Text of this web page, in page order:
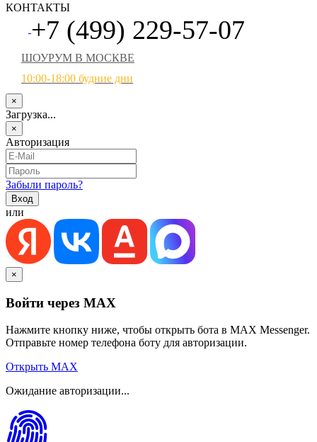
КОНТАКТЫ
+7 (499) 229-57-07
ШОУРУМ В МОСКВЕ
10:00-18:00 будние дни
×
Загрузка...
×
Авторизация
Забыли пароль?
или
×
Войти через MAX
Нажмите кнопку ниже, чтобы открыть бота в MAX Messenger.
Отправьте номер телефона боту для авторизации.
Открыть MAX
Ожидание авторизации...